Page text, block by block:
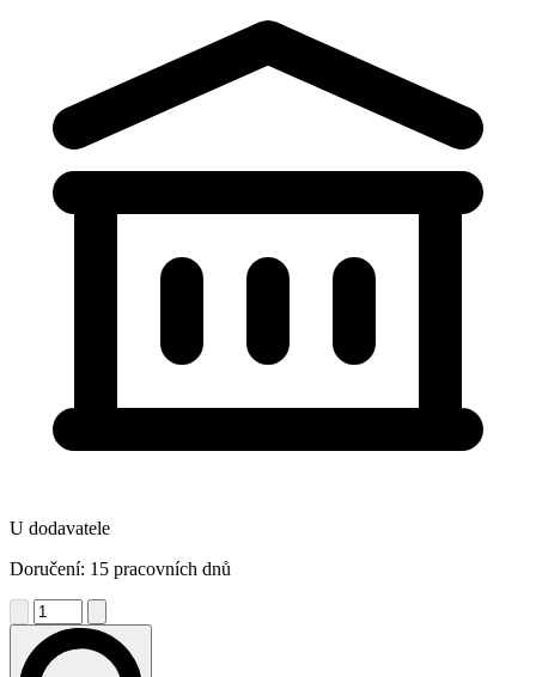
U dodavatele
Doručení: 15 pracovních dnů